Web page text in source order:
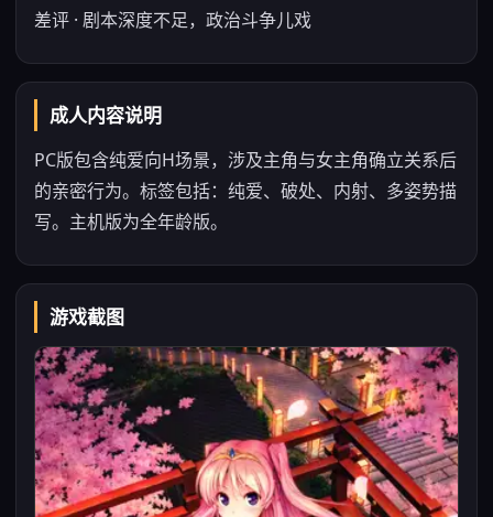
差评 · 剧本深度不足，政治斗争儿戏
成人内容说明
PC版包含纯爱向H场景，涉及主角与女主角确立关系后
的亲密行为。标签包括：纯爱、破处、内射、多姿势描
写。主机版为全年龄版。
游戏截图